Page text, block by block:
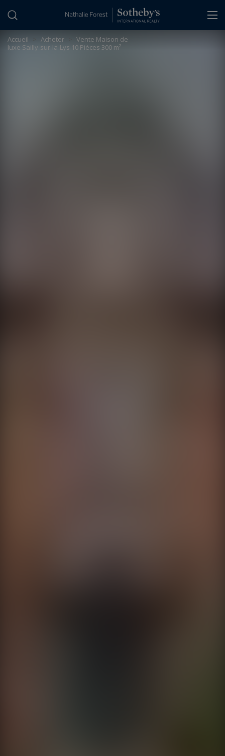
Accueil Acheter
Vente Maison de
luxe Sailly-sur-la-Lys 10 Pièces 300 m²